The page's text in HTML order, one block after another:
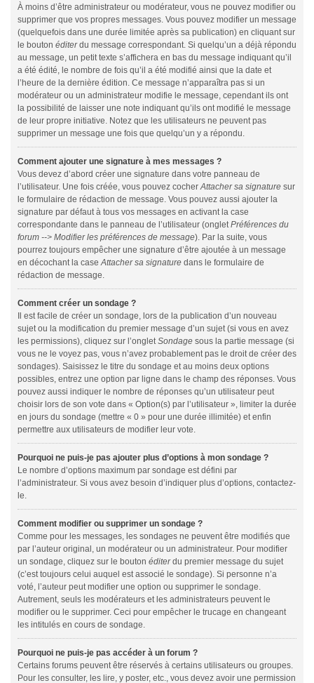
À moins d’être administrateur ou modérateur, vous ne pouvez modifier ou
supprimer que vos propres messages. Vous pouvez modifier un message
(quelquefois dans une durée limitée après sa publication) en cliquant sur
le bouton éditerdu message correspondant. Si quelqu’un a déjà répondu
au message, un petit texte s’affichera en bas du message indiquant qu’il
a été édité, le nombre de fois qu’il a été modifié ainsi que la date et
l’heure de la dernière édition. Ce message n’apparaîtra pas si un
modérateur ou un administrateur modifie le message, cependant ils ont
la possibilité de laisser une note indiquant qu’ils ont modifié le message
de leur propre initiative. Notez que les utilisateurs ne peuvent pas
supprimer un message une fois que quelqu’un y a répondu.
Comment ajouter une signature à mes messages ?
Vous devez d’abord créer une signature dans votre panneau de
l’utilisateur. Une fois créée, vous pouvez cocherAttacher sa signature sur
le formulaire de rédaction de message. Vous pouvez aussi ajouter la
signature par défaut à tous vos messages en activant la case
correspondante dans le panneau de l’utilisateur (ongletPréférences du
forum --> Modifier les préférences de message). Par la suite, vous
pourrez toujours empêcher une signature d’être ajoutée à un message
en décochant la caseAttacher sa signature dans le formulaire de
rédaction de message.
Comment créer un sondage ?
Il est facile de créer un sondage, lors de la publication d’un nouveau
sujet ou la modification du premier message d’un sujet (si vous en avez
les permissions), cliquez sur l’ongletSondage sous la partie message (si
vous ne le voyez pas, vous n’avez probablement pas le droit de créer des
sondages). Saisissez le titre du sondage et au moins deux options
possibles, entrez une option par ligne dans le champ des réponses. Vous
pouvez aussi indiquer le nombre de réponses qu’un utilisateur peut
choisir lors de son vote dans « Option(s) par l’utilisateur », limiter la durée
en jours du sondage (mettre « 0 » pour une durée illimitée) et enfin
permettre aux utilisateurs de modifier leur vote.
Pourquoi ne puis-je pas ajouter plus d’options à mon sondage ?
Le nombre d’options maximum par sondage est défini par
l’administrateur. Si vous avez besoin d’indiquer plus d’options, contactez-
le.
Comment modifier ou supprimer un sondage ?
Comme pour les messages, les sondages ne peuvent être modifiés que
par l’auteur original, un modérateur ou un administrateur. Pour modifier
un sondage, cliquez sur le bouton éditerdu premier message du sujet
(c’est toujours celui auquel est associé le sondage). Si personne n’a
voté, l’auteur peut modifier une option ou supprimer le sondage.
Autrement, seuls les modérateurs et les administrateurs peuvent le
modifier ou le supprimer. Ceci pour empêcher le trucage en changeant
les intitulés en cours de sondage.
Pourquoi ne puis-je pas accéder à un forum ?
Certains forums peuvent être réservés à certains utilisateurs ou groupes.
Pour les consulter, les lire, y poster, etc., vous devez avoir une permission